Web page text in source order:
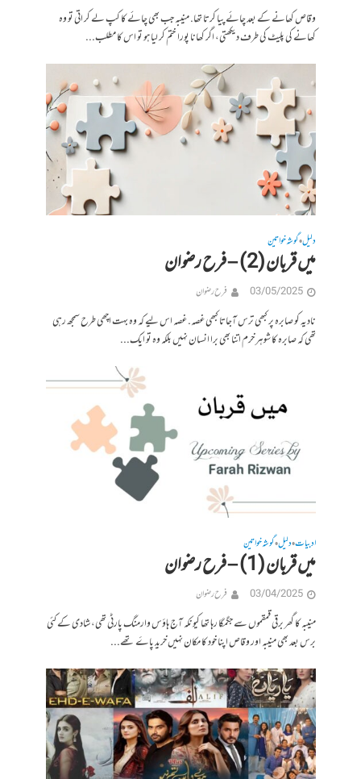
وقاص کھانے کے بعد چائے پیا کرتا تھا. منیبه جب بھی چائے کا کپ لے کر اتی تو وہ
کھانے کی پلیٹ کی طرف دیکھتی، اگر کھانا پورا ختم کر لیا ہو تو اس کا مطلب...
دلیل•گوشہ خواتین
میں قربان (2) – فرح رضوان
03/05/2025 فرح رضوان
نادیہ کو صابرہ پر کبھی ترس آجاتا کبھی غصه. غصہ اس لیے کہ وہ بہت اچھی طرح سمجھ رہی
تھی کہ صابرہ کا شوہر خرم اتنا بھی برا انسان نہیں بلکہ وہ تو ایک...
ادبیات•دلیل•گوشہ خواتین
میں قربان (1) – فرح رضوان
03/04/2025 فرح رضوان
منیبه کا گھر برقی قمقموں سے جگمگا رہا تھا کیونکہ آج ہاؤس وارمنگ پارٹی تھی، شادی کے کئی
برس بعد بھی منیبه اور وقاص اپنا خود کا مکان نہیں خرید پاۓ تھے...